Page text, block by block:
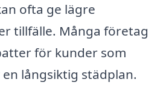
ofta ge lägre
tillfälle. Många företag
för kunder som
långsiktig städplan.